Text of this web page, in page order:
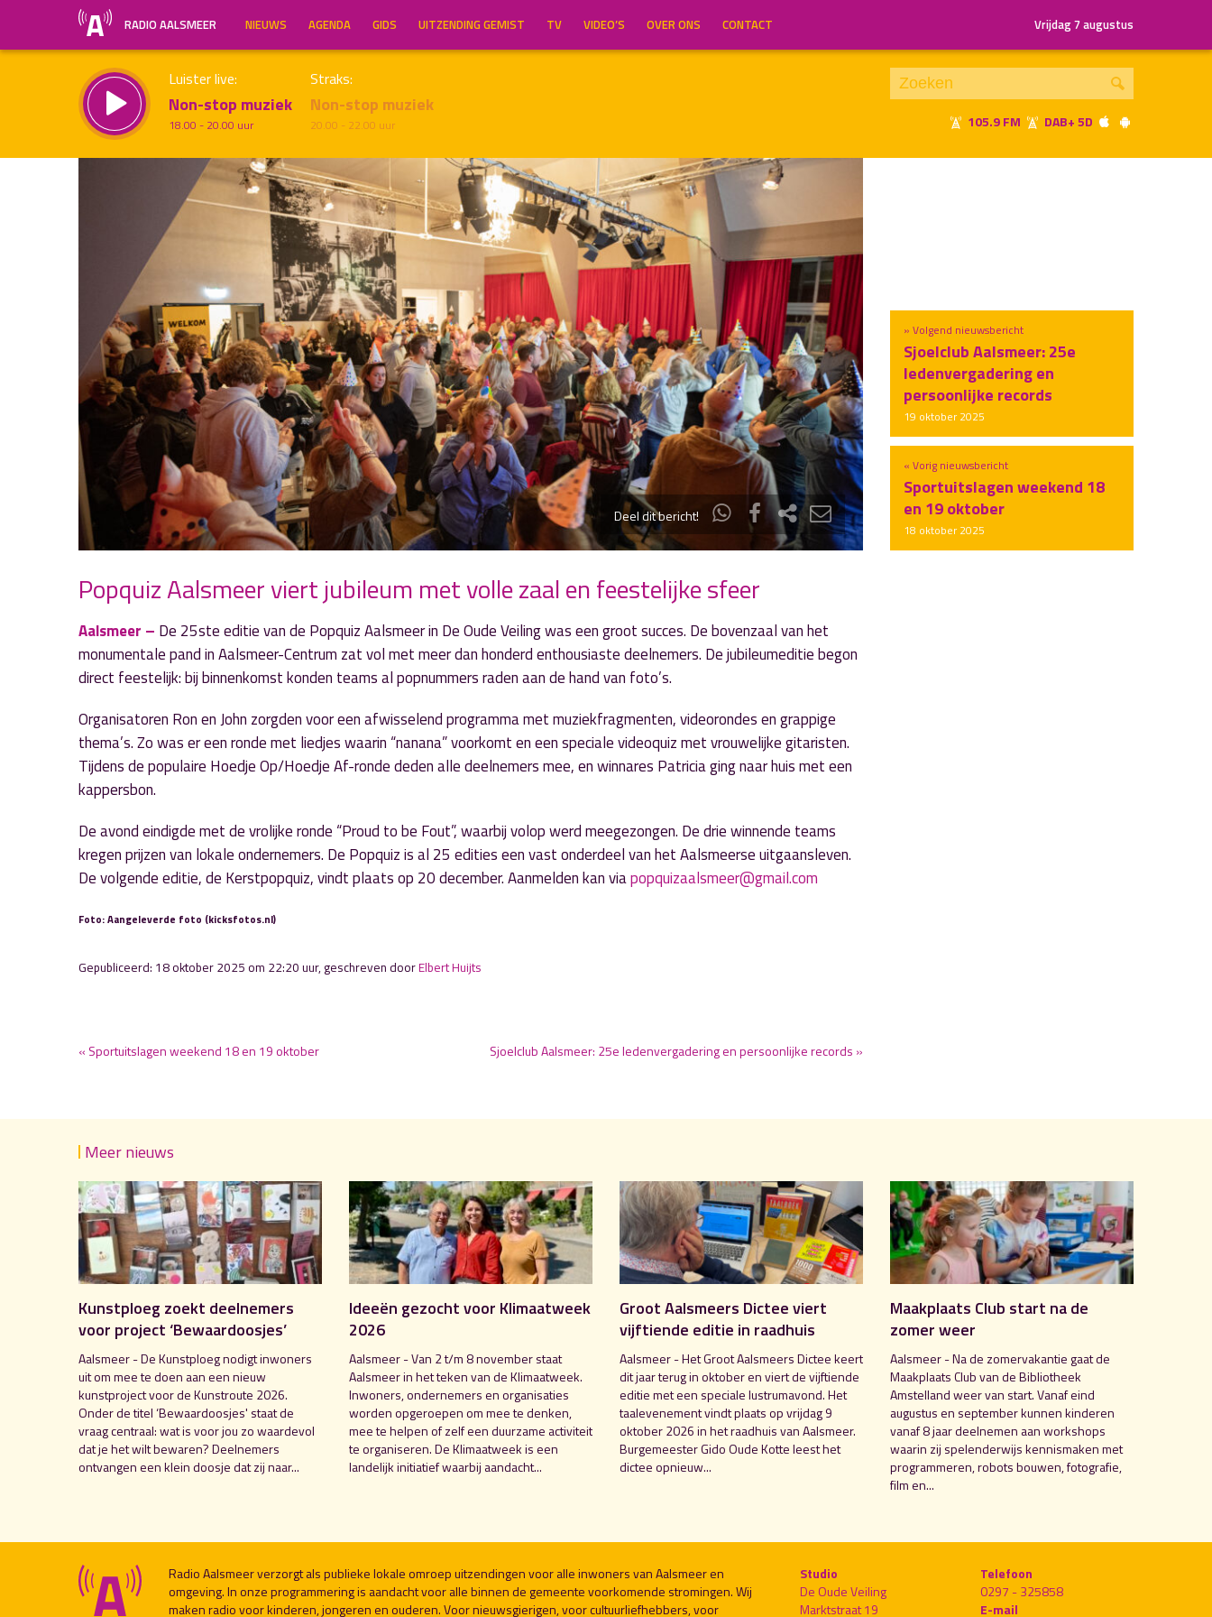
RADIO AALSMEER NIEUWS AGENDA GIDS UITZENDING GEMIST TV VIDEO’S OVER ONS CONTACT Vrijdag 7 augustus
Luister live:
Non-stop muziek
18.00 - 20.00 uur
Straks:
Non-stop muziek
20.00 - 22.00 uur 105.9 FM DAB+ 5D
Deel dit bericht!
« Vorig nieuwsbericht
Sportuitslagen weekend 18
en 19 oktober
18 oktober 2025
» Volgend nieuwsbericht
Sjoelclub Aalsmeer: 25e
ledenvergadering en
persoonlijke records
19 oktober 2025
Popquiz Aalsmeer viert jubileum met volle zaal en feestelijke sfeer
Aalsmeer – De 25ste editie van de Popquiz Aalsmeer in De Oude Veiling was een groot succes. De bovenzaal van het
monumentale pand in Aalsmeer-Centrum zat vol met meer dan honderd enthousiaste deelnemers. De jubileumeditie begon
direct feestelijk: bij binnenkomst konden teams al popnummers raden aan de hand van foto’s.
Organisatoren Ron en John zorgden voor een afwisselend programma met muziekfragmenten, videorondes en grappige
thema’s. Zo was er een ronde met liedjes waarin “nanana” voorkomt en een speciale videoquiz met vrouwelijke gitaristen.
Tijdens de populaire Hoedje Op/Hoedje Af-ronde deden alle deelnemers mee, en winnares Patricia ging naar huis met een
kappersbon.
De avond eindigde met de vrolijke ronde “Proud to be Fout”, waarbij volop werd meegezongen. De drie winnende teams
kregen prijzen van lokale ondernemers. De Popquiz is al 25 edities een vast onderdeel van het Aalsmeerse uitgaansleven.
De volgende editie, de Kerstpopquiz, vindt plaats op 20 december. Aanmelden kan viapopquizaalsmeer@gmail.com
Foto: Aangeleverde foto (kicksfotos.nl)
Gepubliceerd: 18 oktober 2025 om 22:20 uur, geschreven doorElbert Huijts
« Sportuitslagen weekend 18 en 19 oktober Sjoelclub Aalsmeer: 25e ledenvergadering en persoonlijke records »
Meer nieuws
Kunstploeg zoekt deelnemers
voor project ‘Bewaardoosjes’
Aalsmeer - De Kunstploeg nodigt inwoners
uit om mee te doen aan een nieuw
kunstproject voor de Kunstroute 2026.
Onder de titel ‘Bewaardoosjes' staat de
vraag centraal: wat is voor jou zo waardevol
dat je het wilt bewaren? Deelnemers
ontvangen een klein doosje dat zij naar...
Ideeën gezocht voor Klimaatweek
2026
Aalsmeer - Van 2 t/m 8 november staat
Aalsmeer in het teken van de Klimaatweek.
Inwoners, ondernemers en organisaties
worden opgeroepen om mee te denken,
mee te helpen of zelf een duurzame activiteit
te organiseren. De Klimaatweek is een
landelijk initiatief waarbij aandacht...
Groot Aalsmeers Dictee viert
vijftiende editie in raadhuis
Aalsmeer - Het Groot Aalsmeers Dictee keert
dit jaar terug in oktober en viert de vijftiende
editie met een speciale lustrumavond. Het
taalevenement vindt plaats op vrijdag 9
oktober 2026 in het raadhuis van Aalsmeer.
Burgemeester Gido Oude Kotte leest het
dictee opnieuw...
Maakplaats Club start na de
zomer weer
Aalsmeer - Na de zomervakantie gaat de
Maakplaats Club van de Bibliotheek
Amstelland weer van start. Vanaf eind
augustus en september kunnen kinderen
vanaf 8 jaar deelnemen aan workshops
waarin zij spelenderwijs kennismaken met
programmeren, robots bouwen, fotografie,
film en...
Radio Aalsmeer verzorgt als publieke lokale omroep uitzendingen voor alle inwoners van Aalsmeer en
omgeving. In onze programmering is aandacht voor alle binnen de gemeente voorkomende stromingen. Wij
maken radio voor kinderen, jongeren en ouderen. Voor nieuwsgierigen, voor cultuurliefhebbers, voor
Studio
De Oude Veiling
Marktstraat 19
Telefoon
0297 - 325858
E-mail